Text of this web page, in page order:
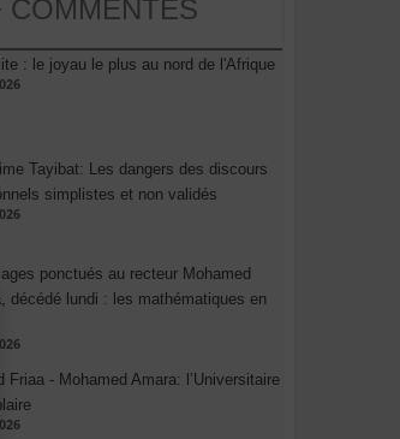
COMMENTÉS
: le joyau le plus au nord de l'Afrique
Tayibat: Les dangers des discours
simplistes et non validés
ponctués au recteur Mohamed
décédé lundi : les mathématiques en
Friaa - Mohamed Amara: l’Universitaire